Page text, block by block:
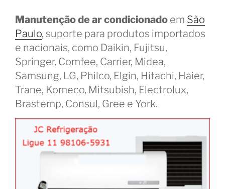
Manutenção de ar condicionado em São
Paulo, suporte para produtos importados
e nacionais, como Daikin, Fujitsu,
Springer, Comfee, Carrier, Midea,
Samsung, LG, Philco, Elgin, Hitachi, Haier,
Trane, Komeco, Mitsubish, Electrolux,
Brastemp, Consul, Gree e York.